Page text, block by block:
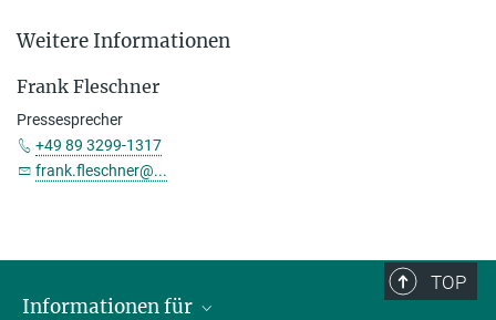
Weitere Informationen
Frank Fleschner
Pressesprecher
+49 89 3299-1317
frank.fleschner@...
TOP
Informationen für